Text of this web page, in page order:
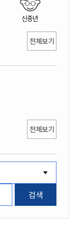
신중년
전체보기
전체보기
검색